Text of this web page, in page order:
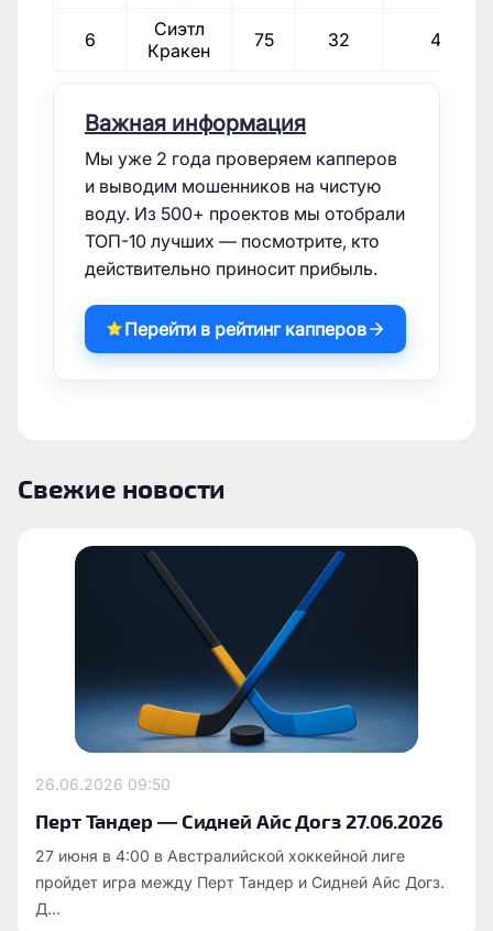
6
Сиэтл
Кракен
75 32 43
Важная информация
Мы уже 2 года проверяем капперов
и выводим мошенников на чистую
воду. Из 500+ проектов мы отобрали
ТОП-10 лучших — посмотрите, кто
действительно приносит прибыль.
Перейти в рейтинг капперов
Свежие новости
26.06.2026 09:50
Перт Тандер — Сидней Айс Догз 27.06.2026
27 июня в 4:00 в Австралийской хоккейной лиге
пройдет игра между Перт Тандер и Сидней Айс Догз.
Д...